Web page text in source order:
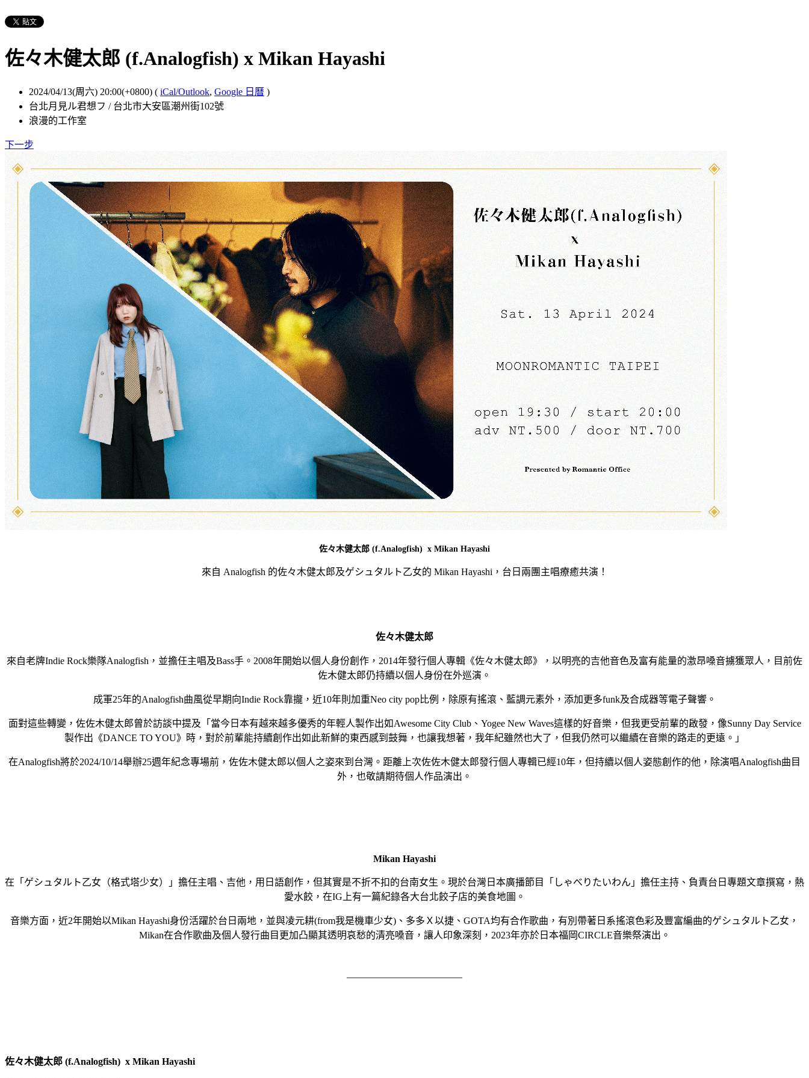
佐々木健太郎 (f.Analogfish) x Mikan Hayashi
2024/04/13(周六) 20:00(+0800) ( iCal/Outlook, Google 日曆 )
台北月見ル君想フ / 台北市大安區潮州街102號
浪漫的工作室
下一步
佐々木健太郎 (f.Analogfish) x Mikan Hayashi
來自 Analogfish 的佐々木健太郎及ゲシュタルト乙女的 Mikan Hayashi，台日兩團主唱療癒共演！
佐々木健太郎
來自老牌Indie Rock樂隊Analogfish，並擔任主唱及Bass手。2008年開始以個人身份創作，2014年發行個人專輯《佐々木健太郎》，以明亮的吉他音色及富有能量的激昂嗓音擄獲眾人，目前佐
佐木健太郎仍持續以個人身份在外巡演。
成軍25年的Analogfish曲風從早期向Indie Rock靠攏，近10年則加重Neo city pop比例，除原有搖滾、藍調元素外，添加更多funk及合成器等電子聲響。
面對這些轉變，佐佐木健太郎曾於訪談中提及「當今日本有越來越多優秀的年輕人製作出如Awesome City Club、Yogee New Waves這樣的好音樂，但我更受前輩的啟發，像Sunny Day Service
製作出《DANCE TO YOU》時，對於前輩能持續創作出如此新鮮的東西感到鼓舞，也讓我想著，我年紀雖然也大了，但我仍然可以繼續在音樂的路走的更遠。」
在Analogfish將於2024/10/14舉辦25週年紀念專場前，佐佐木健太郎以個人之姿來到台灣。距離上次佐佐木健太郎發行個人專輯已經10年，但持續以個人姿態創作的他，除演唱Analogfish曲目
外，也敬請期待個人作品演出。
Mikan Hayashi
在「ゲシュタルト乙女（格式塔少女）」擔任主唱、吉他，用日語創作，但其實是不折不扣的台南女生。現於台灣日本廣播節目「しゃべりたいわん」擔任主持、負責台日專題文章撰寫，熱
愛水餃，在IG上有一篇紀錄各大台北餃子店的美食地圖。
音樂方面，近2年開始以Mikan Hayashi身份活躍於台日兩地，並與凌元耕(from我是機車少女)、多多Ｘ以捷、GOTA均有合作歌曲，有別帶著日系搖滾色彩及豐富編曲的ゲシュタルト乙女，
Mikan在合作歌曲及個人發行曲目更加凸顯其透明哀愁的清亮嗓音，讓人印象深刻，2023年亦於日本福岡CIRCLE音樂祭演出。
————————————
佐々木健太郎 (f.Analogfish) x Mikan Hayashi